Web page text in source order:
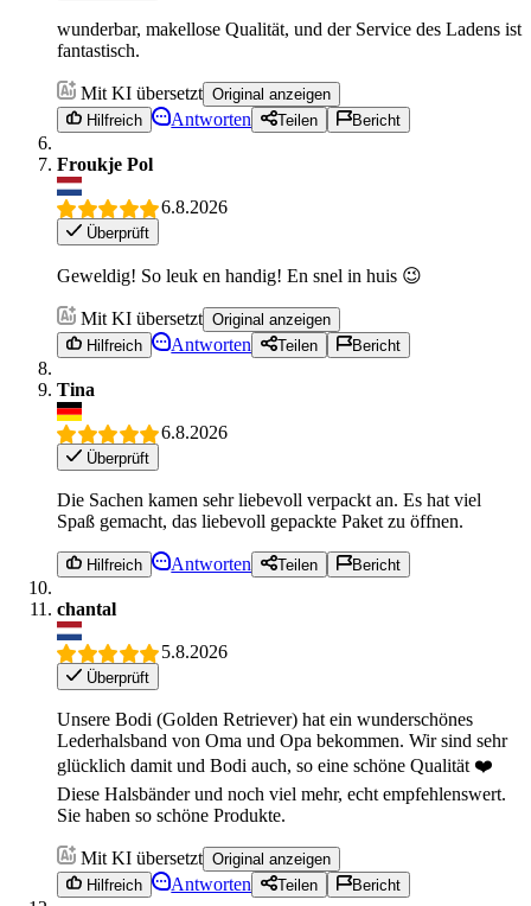
wunderbar, makellose Qualität, und der Service des Ladens ist
fantastisch.
Mit KI übersetzt Original anzeigen
Hilfreich
Antworten Teilen Bericht
Froukje Pol
6.8.2026
Überprüft
Geweldig! So leuk en handig! En snel in huis 😉
Mit KI übersetzt Original anzeigen
Hilfreich
Antworten Teilen Bericht
Tina
6.8.2026
Überprüft
Die Sachen kamen sehr liebevoll verpackt an. Es hat viel
Spaß gemacht, das liebevoll gepackte Paket zu öffnen.
Hilfreich Antworten Teilen Bericht
chantal
5.8.2026
Überprüft
Unsere Bodi (Golden Retriever) hat ein wunderschönes
Lederhalsband von Oma und Opa bekommen. Wir sind sehr
glücklich damit und Bodi auch, so eine schöne Qualität ❤️
Diese Halsbänder und noch viel mehr, echt empfehlenswert.
Sie haben so schöne Produkte.
Mit KI übersetzt Original anzeigen
Hilfreich
Antworten Teilen Bericht